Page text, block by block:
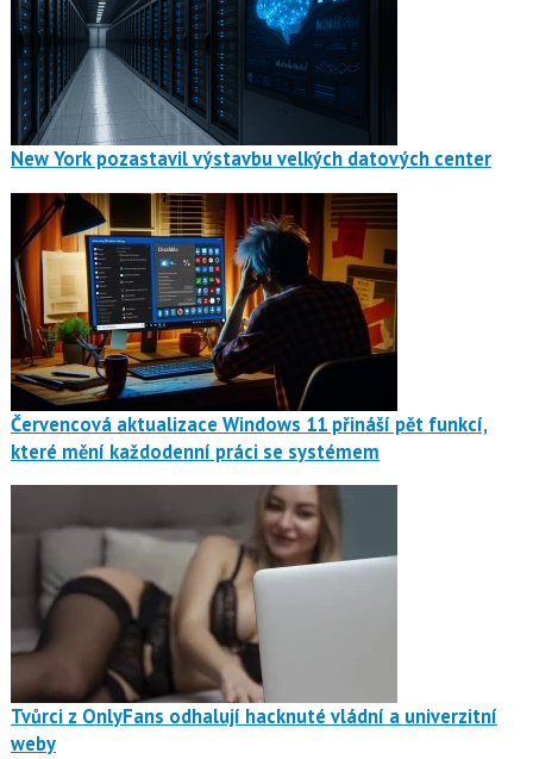
New York pozastavil výstavbu velkých datových center
Červencová aktualizace Windows 11 přináší pět funkcí,
které mění každodenní práci se systémem
Tvůrci z OnlyFans odhalují hacknuté vládní a univerzitní
weby